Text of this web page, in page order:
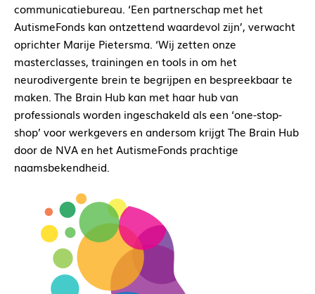
communicatiebureau. ‘Een partnerschap met het
AutismeFonds kan ontzettend waardevol zijn’, verwacht
oprichter Marije Pietersma. ‘Wij zetten onze
masterclasses, trainingen en tools in om het
neurodivergente brein te begrijpen en bespreekbaar te
maken. The Brain Hub kan met haar hub van
professionals worden ingeschakeld als een ‘one-stop-
shop’ voor werkgevers en andersom krijgt The Brain Hub
door de NVA en het AutismeFonds prachtige
naamsbekendheid.